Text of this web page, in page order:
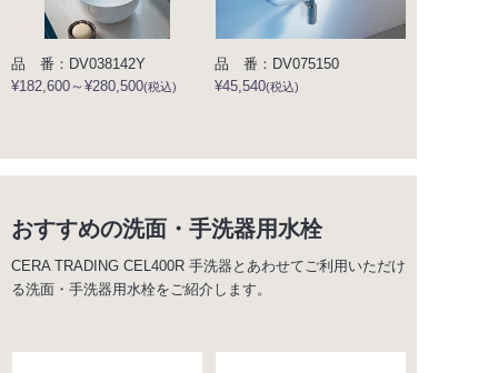
品 番：DV038142Y
¥182,600～¥280,500(税込)
品 番：DV075150
¥45,540(税込)
おすすめの洗面・手洗器用水栓
CERA TRADING CEL400R 手洗器とあわせてご利用いただけ
る洗面・手洗器用水栓をご紹介します。